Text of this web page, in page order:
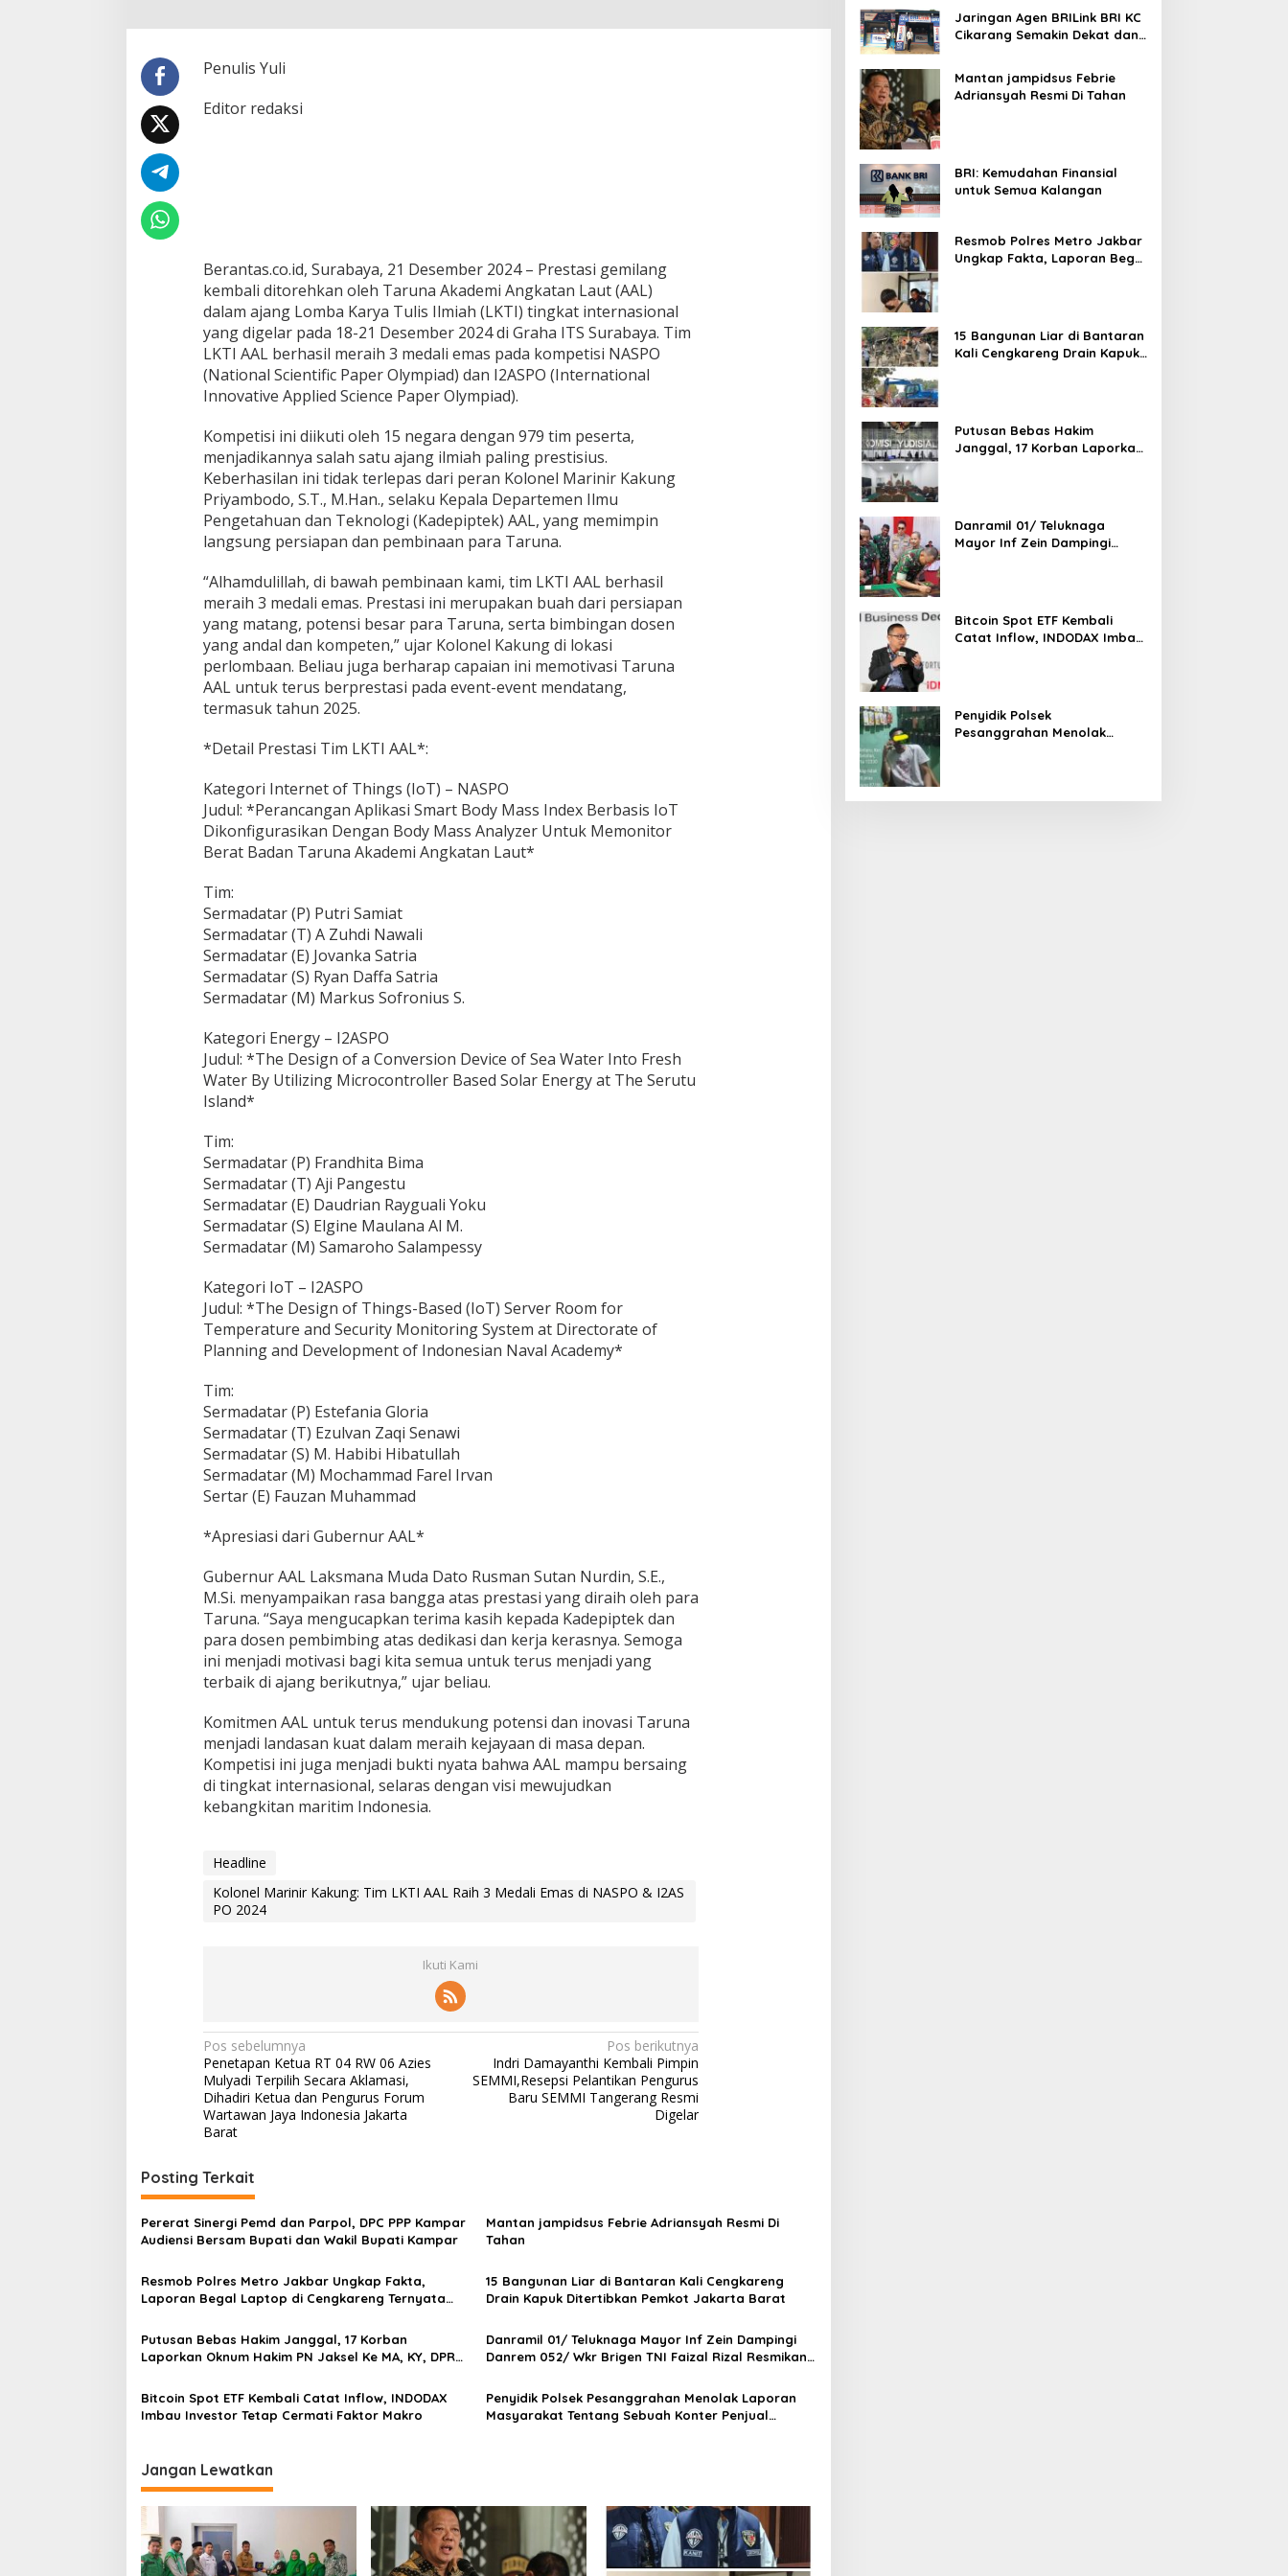
g
i
R
a
i
h
3
M
e
d
a
i
E
m
a
s
d
i
A
S
P
O
&
I
2
A
S
O
0
2
4
Penulis Yuli
Editor redaksi
Berantas.co.id, Surabaya, 21 Desember 2024 – Prestasi gemilang
kembali ditorehkan oleh Taruna Akademi Angkatan Laut (AAL)
dalam ajang Lomba Karya Tulis Ilmiah (LKTI) tingkat internasional
yang digelar pada 18-21 Desember 2024 di Graha ITS Surabaya. Tim
LKTI AAL berhasil meraih 3 medali emas pada kompetisi NASPO
(National Scientific Paper Olympiad) dan I2ASPO (International
Innovative Applied Science Paper Olympiad).
Kompetisi ini diikuti oleh 15 negara dengan 979 tim peserta,
menjadikannya salah satu ajang ilmiah paling prestisius.
Keberhasilan ini tidak terlepas dari peran Kolonel Marinir Kakung
Priyambodo, S.T., M.Han., selaku Kepala Departemen Ilmu
Pengetahuan dan Teknologi (Kadepiptek) AAL, yang memimpin
langsung persiapan dan pembinaan para Taruna.
“Alhamdulillah, di bawah pembinaan kami, tim LKTI AAL berhasil
meraih 3 medali emas. Prestasi ini merupakan buah dari persiapan
yang matang, potensi besar para Taruna, serta bimbingan dosen
yang andal dan kompeten,” ujar Kolonel Kakung di lokasi
perlombaan. Beliau juga berharap capaian ini memotivasi Taruna
AAL untuk terus berprestasi pada event-event mendatang,
termasuk tahun 2025.
*Detail Prestasi Tim LKTI AAL*:
Kategori Internet of Things (IoT) – NASPO
Judul: *Perancangan Aplikasi Smart Body Mass Index Berbasis IoT
Dikonfigurasikan Dengan Body Mass Analyzer Untuk Memonitor
Berat Badan Taruna Akademi Angkatan Laut*
Tim:
Sermadatar (P) Putri Samiat
Sermadatar (T) A Zuhdi Nawali
Sermadatar (E) Jovanka Satria
Sermadatar (S) Ryan Daffa Satria
Sermadatar (M) Markus Sofronius S.
Kategori Energy – I2ASPO
Judul: *The Design of a Conversion Device of Sea Water Into Fresh
Water By Utilizing Microcontroller Based Solar Energy at The Serutu
Island*
Tim:
Sermadatar (P) Frandhita Bima
Sermadatar (T) Aji Pangestu
Sermadatar (E) Daudrian Rayguali Yoku
Sermadatar (S) Elgine Maulana Al M.
Sermadatar (M) Samaroho Salampessy
Kategori IoT – I2ASPO
Judul: *The Design of Things-Based (IoT) Server Room for
Temperature and Security Monitoring System at Directorate of
Planning and Development of Indonesian Naval Academy*
Tim:
Sermadatar (P) Estefania Gloria
Sermadatar (T) Ezulvan Zaqi Senawi
Sermadatar (S) M. Habibi Hibatullah
Sermadatar (M) Mochammad Farel Irvan
Sertar (E) Fauzan Muhammad
*Apresiasi dari Gubernur AAL*
Gubernur AAL Laksmana Muda Dato Rusman Sutan Nurdin, S.E.,
M.Si. menyampaikan rasa bangga atas prestasi yang diraih oleh para
Taruna. “Saya mengucapkan terima kasih kepada Kadepiptek dan
para dosen pembimbing atas dedikasi dan kerja kerasnya. Semoga
ini menjadi motivasi bagi kita semua untuk terus menjadi yang
terbaik di ajang berikutnya,” ujar beliau.
Komitmen AAL untuk terus mendukung potensi dan inovasi Taruna
menjadi landasan kuat dalam meraih kejayaan di masa depan.
Kompetisi ini juga menjadi bukti nyata bahwa AAL mampu bersaing
di tingkat internasional, selaras dengan visi mewujudkan
kebangkitan maritim Indonesia.
Headline
Kolonel Marinir Kakung: Tim LKTI AAL Raih 3 Medali Emas di NASPO & I2AS
PO 2024
Ikuti Kami
N
a
v
i
a
s
i
o
Pos sebelumnya
Penetapan Ketua RT 04 RW 06 Azies
Mulyadi Terpilih Secara Aklamasi,
Dihadiri Ketua dan Pengurus Forum
Wartawan Jaya Indonesia Jakarta
Barat
Pos berikutnya
Indri Damayanthi Kembali Pimpin
SEMMI,Resepsi Pelantikan Pengurus
Baru SEMMI Tangerang Resmi
Digelar
Posting Terkait
Pererat Sinergi Pemd dan Parpol, DPC PPP Kampar
Audiensi Bersam Bupati dan Wakil Bupati Kampar
Mantan jampidsus Febrie Adriansyah Resmi Di
Tahan
Resmob Polres Metro Jakbar Ungkap Fakta,
Laporan Begal Laptop di Cengkareng Ternyata
15 Bangunan Liar di Bantaran Kali Cengkareng
Drain Kapuk Ditertibkan Pemkot Jakarta Barat
Putusan Bebas Hakim Janggal, 17 Korban
Laporkan Oknum Hakim PN Jaksel Ke MA, KY, DPR
Danramil 01/ Teluknaga Mayor Inf Zein Dampingi
Danrem 052/ Wkr Brigen TNI Faizal Rizal Resmikan
Bitcoin Spot ETF Kembali Catat Inflow, INDODAX
Imbau Investor Tetap Cermati Faktor Makro
Penyidik Polsek Pesanggrahan Menolak Laporan
Masyarakat Tentang Sebuah Konter Penjual
Jangan Lewatkan
Jaringan Agen BRILink BRI KC
Cikarang Semakin Dekat dan
Mantan jampidsus Febrie
Adriansyah Resmi Di Tahan
BRI: Kemudahan Finansial
untuk Semua Kalangan
Resmob Polres Metro Jakbar
Ungkap Fakta, Laporan Begal
15 Bangunan Liar di Bantaran
Kali Cengkareng Drain Kapuk
Putusan Bebas Hakim
Janggal, 17 Korban Laporkan
Danramil 01/ Teluknaga
Mayor Inf Zein Dampingi
Bitcoin Spot ETF Kembali
Catat Inflow, INDODAX Imbau
Penyidik Polsek
Pesanggrahan Menolak
Polres